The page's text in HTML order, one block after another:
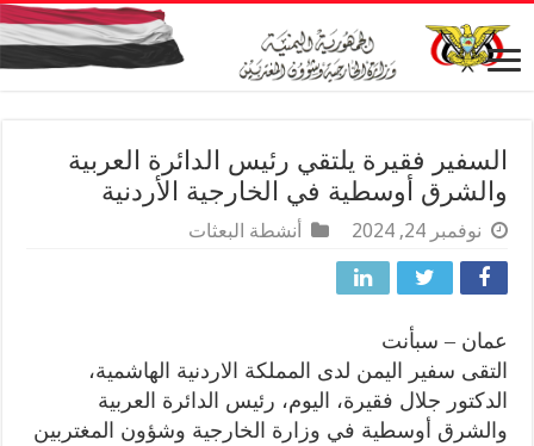
السفير فقيرة يلتقي رئيس الدائرة العربية
والشرق أوسطية في الخارجية الأردنية
نوفمبر 24, 2024 أنشطة البعثات
عمان – سبأنت
التقى سفير اليمن لدى المملكة الاردنية الهاشمية،
الدكتور جلال فقيرة، اليوم، رئيس الدائرة العربية
والشرق أوسطية في وزارة الخارجية وشؤون المغتربين